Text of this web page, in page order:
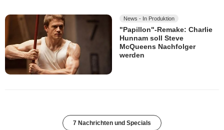
News - In Produktion
"Papillon"-Remake: Charlie
Hunnam soll Steve
McQueens Nachfolger
werden
7 Nachrichten und Specials